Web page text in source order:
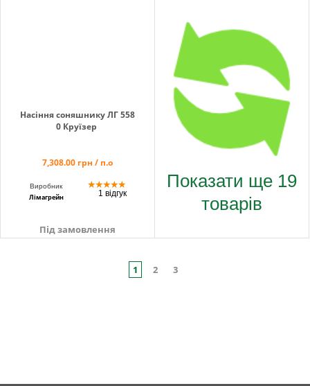
Насіння соняшнику ЛГ 558
0 Круїзер
7,308.00 грн / п.о
Виробник
Лімагрейн
★★★★★
1 відгук
Під замовлення
Показати ще 19
товарів
1 2 3